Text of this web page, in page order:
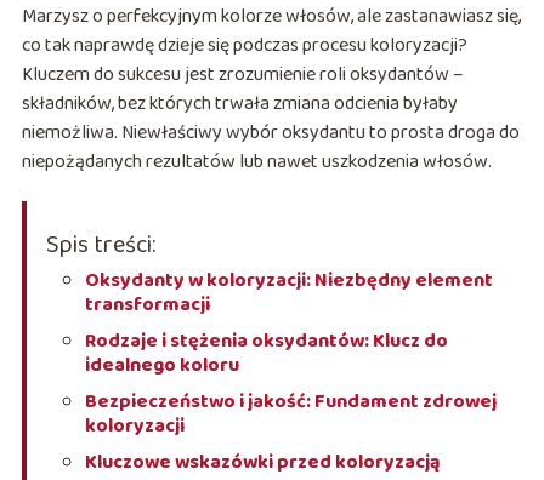
Marzysz o perfekcyjnym kolorze włosów, ale zastanawiasz się,
co tak naprawdę dzieje się podczas procesu koloryzacji?
Kluczem do sukcesu jest zrozumienie roli oksydantów –
składników, bez których trwała zmiana odcienia byłaby
niemożliwa. Niewłaściwy wybór oksydantu to prosta droga do
niepożądanych rezultatów lub nawet uszkodzenia włosów.
Spis treści:
Oksydanty w koloryzacji: Niezbędny element
transformacji
Rodzaje i stężenia oksydantów: Klucz do
idealnego koloru
Bezpieczeństwo i jakość: Fundament zdrowej
koloryzacji
Kluczowe wskazówki przed koloryzacją